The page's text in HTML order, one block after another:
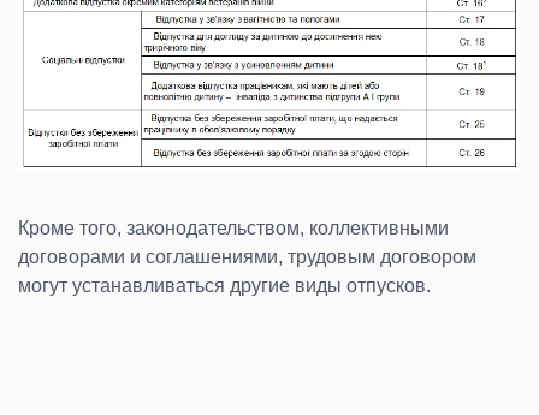
Кроме того, законодательством, коллективными
договорами и соглашениями, трудовым договором
могут устанавливаться другие виды отпусков.